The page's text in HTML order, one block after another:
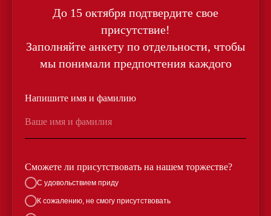
До 15 октября подтвердите свое
присутствие!
Заполняйте анкету по отдельности, чтобы
мы понимали предпочтения каждого
Напишите имя и фамилию
Ваше имя и фамилия
Сможете ли присутствовать на нашем торжестве?
С удовольствием приду
К сожалению, не смогу присутствовать